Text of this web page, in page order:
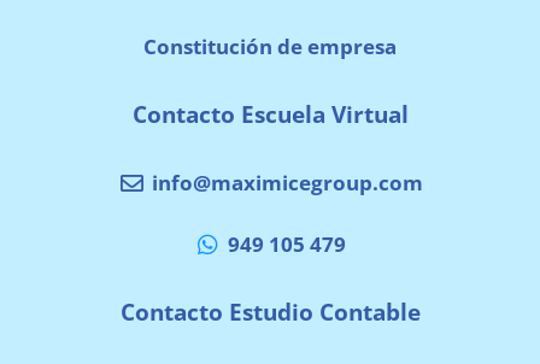
Constitución de empresa
Contacto Escuela Virtual
info@maximicegroup.com
949 105 479
Contacto Estudio Contable